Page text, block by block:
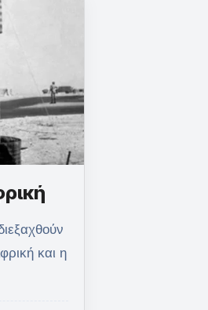
και η